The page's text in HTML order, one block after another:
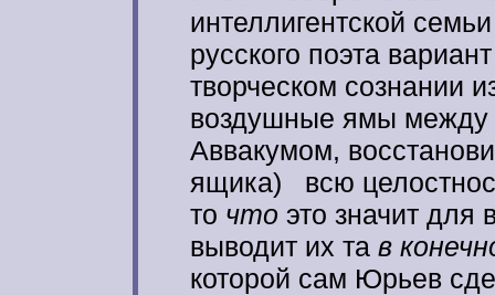
интеллигентской
русского поэта
творческом сознании
воздушные ямы
Аввакумом,
ящика) всю
то что это значит для
выводит их та в
которой сам Юрьев